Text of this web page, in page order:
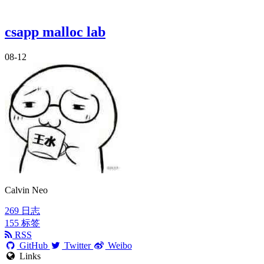
csapp malloc lab
08-12
Calvin Neo
269 日志
155 标签
RSS
GitHub
Twitter
Weibo
Links